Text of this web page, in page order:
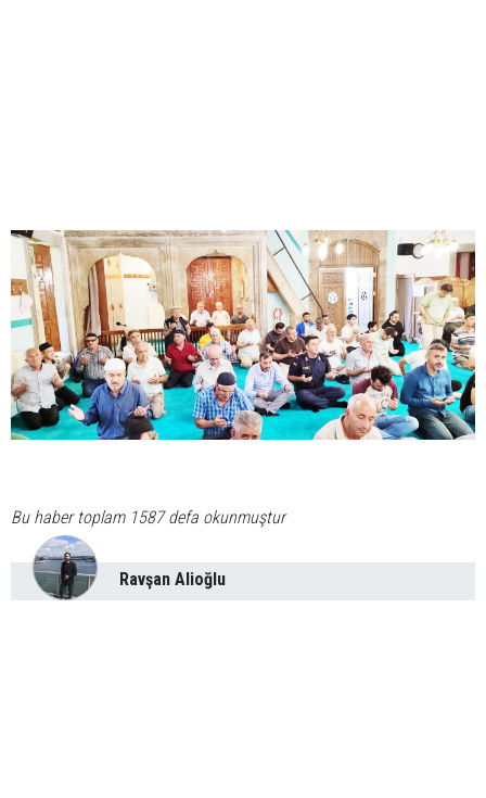
Bu haber toplam 1587 defa okunmuştur
Ravşan Alioğlu